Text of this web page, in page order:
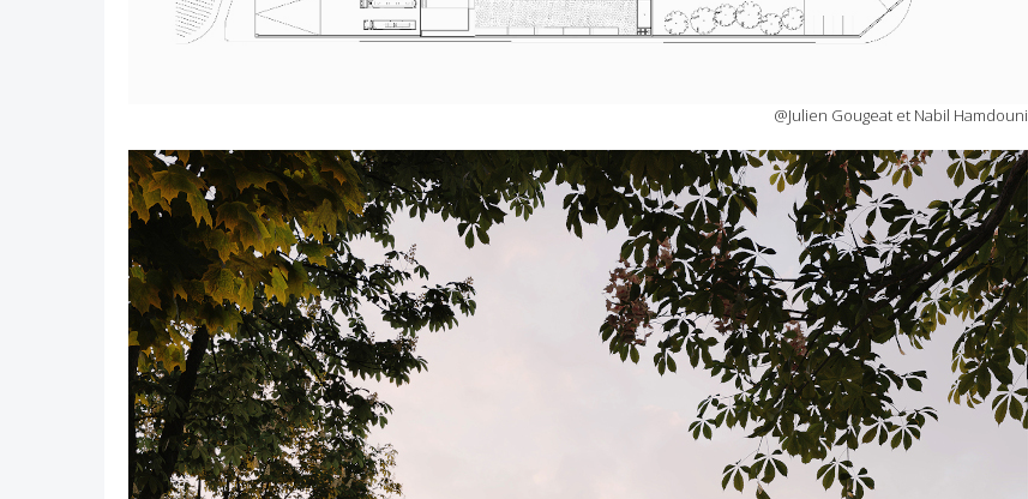
@Julien Gougeat et Nabil Hamdouni